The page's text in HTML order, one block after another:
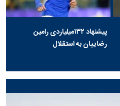
پیشنهاد ۱۳۲میلیاردی رامین
رضاییان به استقلال